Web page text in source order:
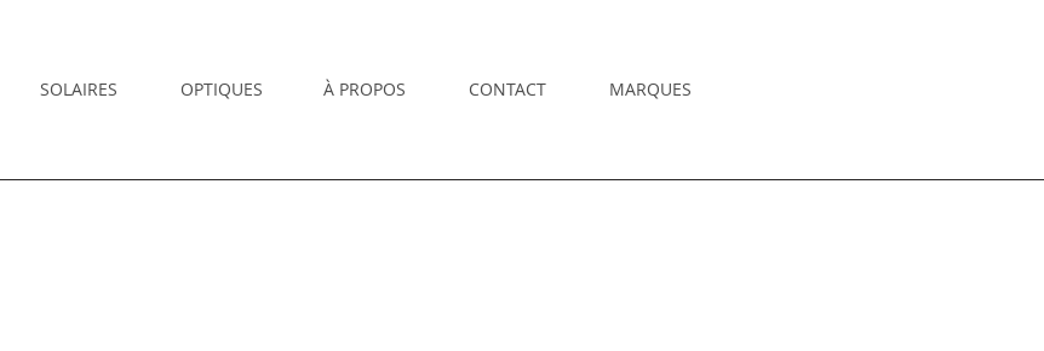
SOLAIRES OPTIQUES À PROPOS CONTACT MARQUES